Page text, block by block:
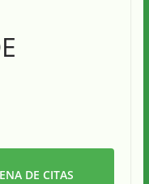
DE CITAS